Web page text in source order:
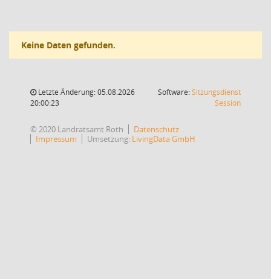
Keine Daten gefunden.
Letzte Änderung: 05.08.2026
20:00:23
Software:Sitzungsdienst
Session(Wird in
© 2020 Landratsamt Roth
Datenschutz
Impressum
Umsetzung: LivingData GmbH